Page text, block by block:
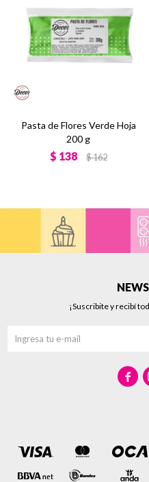
Pasta de Flores Verde Hoja
200 g
$ 138 $162
¡Suscribite y recibí
